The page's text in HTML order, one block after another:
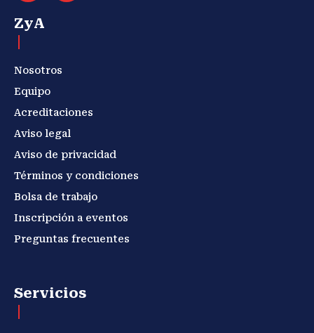
ZyA
Nosotros
Equipo
Acreditaciones
Aviso legal
Aviso de privacidad
Términos y condiciones
Bolsa de trabajo
Inscripción a eventos
Preguntas frecuentes
Servicios